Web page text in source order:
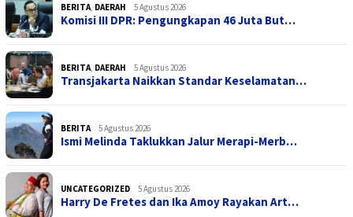
BERITA, DAERAH 5 Agustus 2026
Komisi III DPR: Pengungkapan 46 Juta But…
BERITA, DAERAH 5 Agustus 2026
Transjakarta Naikkan Standar Keselamatan…
BERITA 5 Agustus 2026
Ismi Melinda Taklukkan Jalur Merapi-Merb…
UNCATEGORIZED 5 Agustus 2026
Harry De Fretes dan Ika Amoy Rayakan Art…